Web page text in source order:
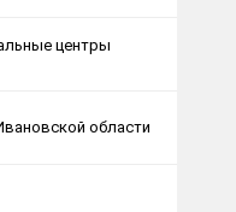
центры
области